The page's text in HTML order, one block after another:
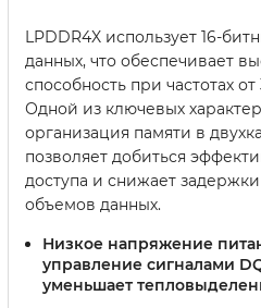
LPDDR4X использует 16-
данных, что обеспечивает
способность при частотах
Одной из ключевых
организация памяти в
позволяет добиться
доступа и снижает
объемов данных.
Низкое напряжение
управление сигналами
уменьшает